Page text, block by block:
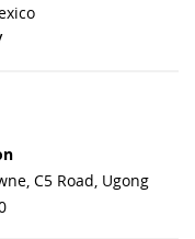
C5 Road, Ugong